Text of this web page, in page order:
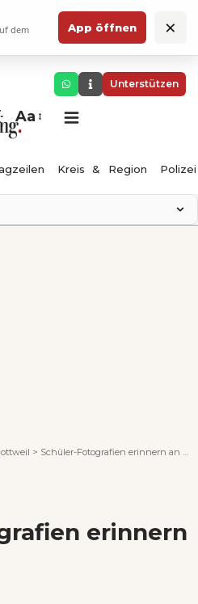
dem
App öffnen ×
Unterstützen
Aa
Kreis & Region Polizei
> Schüler-Fotografien erinnern an KZ-Hölle
erinnern